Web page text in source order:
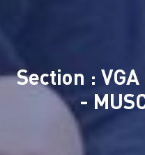
Section : VGA
-